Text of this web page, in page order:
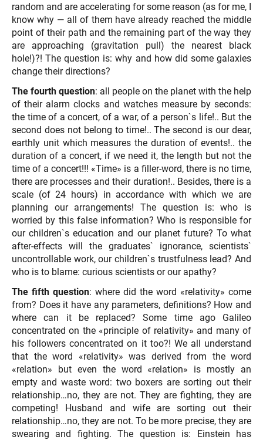
random and are accelerating for some reason (as for me, I
know why — all of them have already reached the middle
point of their path and the remaining part of the way they
are approaching (gravitation pull) the nearest black
hole!)?! The question is: why and how did some galaxies
change their directions?
The fourth question: all people on the planet with the help
of their alarm clocks and watches measure by seconds:
the time of a concert, of a war, of a person`s life!.. But the
second does not belong to time!.. The second is our dear,
earthly unit which measures the duration of events!.. the
duration of a concert, if we need it, the length but not the
time of a concert!!! «Time» is a filler-word, there is no time,
there are processes and their duration!.. Besides, there is a
scale (of 24 hours) in accordance with which we are
planning our arrangements! The question is: who is
worried by this false information? Who is responsible for
our children`s education and our planet future? To what
after-effects will the graduates` ignorance, scientists`
uncontrollable work, our children`s trustfulness lead? And
who is to blame: curious scientists or our apathy?
The fifth question: where did the word «relativity» come
from? Does it have any parameters, definitions? How and
where can it be replaced? Some time ago Galileo
concentrated on the «principle of relativity» and many of
his followers concentrated on it too?! We all understand
that the word «relativity» was derived from the word
«relation» but even the word «relation» is mostly an
empty and waste word: two boxers are sorting out their
relationship…no, they are not. They are fighting, they are
competing! Husband and wife are sorting out their
relationship…no, they are not. To be more precise, they are
swearing and fighting. The question is: Einstein has